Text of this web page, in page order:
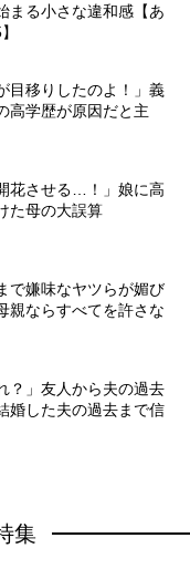
まる小さな違和感【あ
目移りしたのよ！」義
高学歴が原因だと主
花させる…！」娘に高
た母の大誤算
で嫌味なヤツらが媚び
親ならすべてを許さな
？」友人から夫の過去
婚した夫の過去まで信
集